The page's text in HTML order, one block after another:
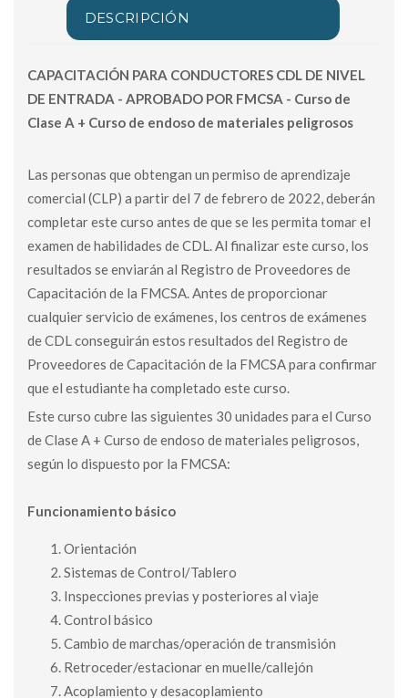
DESCRIPCIÓN
CAPACITACIÓN PARA CONDUCTORES CDL DE NIVEL
DE ENTRADA - APROBADO POR FMCSA - Curso de
Clase A + Curso de endoso de materiales peligrosos
Las personas que obtengan un permiso de aprendizaje
comercial (CLP) a partir del 7 de febrero de 2022, deberán
completar este curso antes de que se les permita tomar el
examen de habilidades de CDL. Al finalizar este curso, los
resultados se enviarán al Registro de Proveedores de
Capacitación de la FMCSA. Antes de proporcionar
cualquier servicio de exámenes, los centros de exámenes
de CDL conseguirán estos resultados del Registro de
Proveedores de Capacitación de la FMCSA para confirmar
que el estudiante ha completado este curso.
Este curso cubre las siguientes 30 unidades para el Curso
de Clase A + Curso de endoso de materiales peligrosos,
según lo dispuesto por la FMCSA:
Funcionamiento básico
Orientación
Sistemas de Control/Tablero
Inspecciones previas y posteriores al viaje
Control básico
Cambio de marchas/operación de transmisión
Retroceder/estacionar en muelle/callejón
Acoplamiento y desacoplamiento